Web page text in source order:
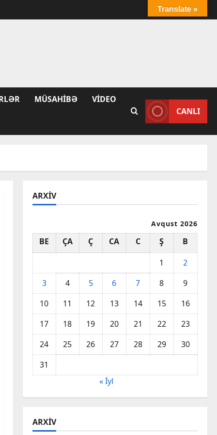
MÜSAHIBƏ VIDEO
CANLI
ARXIV
Avqust 2026
BE ÇA Ç CA C Ş
B
1
2
3
4 5 6 7 8
9
10
11 12 13 14 15
16
17
18 19 20 21 22
23
24
25 26 27 28 29
30
31
« İyl
ARXIV
Translate »